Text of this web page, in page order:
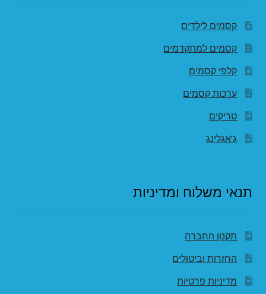
קסמים לילדים
קסמים למתקדמים
קלפי קסמים
ערכות קסמים
טריקים
ג'אגלינג
תנאי משלוח ומדיניות
תקנון החברה
החזרות וביטולים
מדיניות פרטיות